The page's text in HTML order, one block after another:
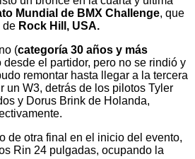
Mundial de BMX Challenge, que
de Rock Hill, USA.
(categoría 30 años y más
desde el partidor, pero no se rindió y
remontar hasta llegar a la tercera
un W3, detrás de los pilotos Tyler
y Dorus Brink de Holanda,
de otra final en el inicio del evento,
Rin 24 pulgadas, ocupando la